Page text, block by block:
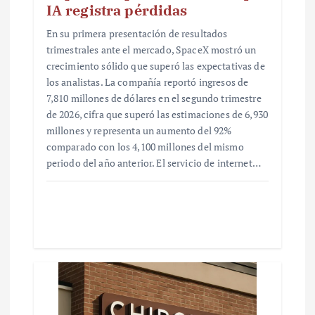
IA registra pérdidas
En su primera presentación de resultados
trimestrales ante el mercado, SpaceX mostró un
crecimiento sólido que superó las expectativas de
los analistas. La compañía reportó ingresos de
7,810 millones de dólares en el segundo trimestre
de 2026, cifra que superó las estimaciones de 6,930
millones y representa un aumento del 92%
comparado con los 4,100 millones del mismo
periodo del año anterior. El servicio de internet…